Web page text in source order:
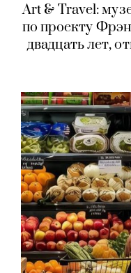
Art & Travel:
по проекту
двадцать лет,